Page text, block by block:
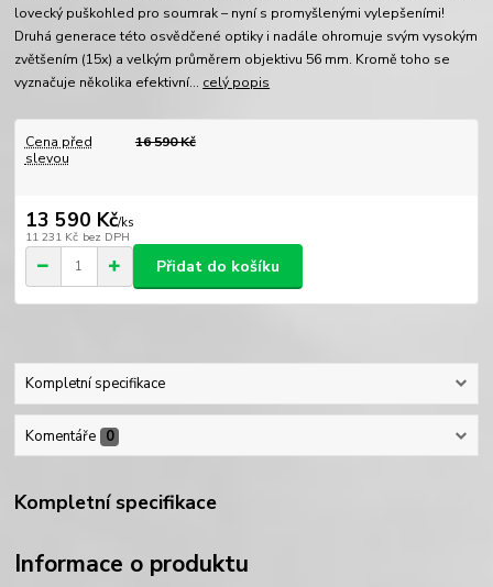
lovecký puškohled pro soumrak – nyní s promyšlenými vylepšeními!
Druhá generace této osvědčené optiky i nadále ohromuje svým vysokým
zvětšením (15x) a velkým průměrem objektivu 56 mm. Kromě toho se
vyznačuje několika efektivní... celý popis
Cena před
slevou
16 590 Kč
13 590 Kč/ks
11 231 Kč bez DPH
Přidat do košíku
Kompletní specifikace
Komentáře 0
Kompletní specifikace
Informace o produktu